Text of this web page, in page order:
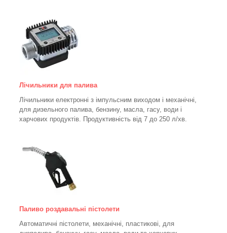
Лічильники для палива
Лічильники електронні з імпульсним виходом і механічні,
для дизельного палива, бензину, масла, гасу, води і
харчових продуктів. Продуктивність від 7 до 250 л/хв.
Паливо роздавальні пістолети
Автоматичні пістолети, механічні, пластикові, для